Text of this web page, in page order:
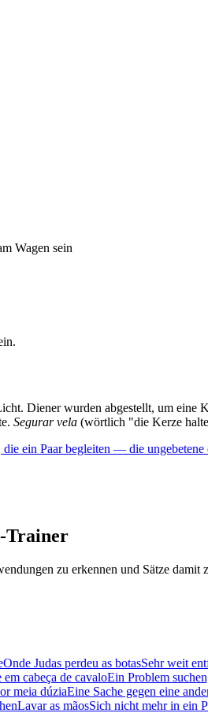
Wagen sein
Diener wurden abgestellt, um
Segurar vela (wörtlich "die Kerze
ein Paar begleiten — die
Trainer
zu erkennen und Sätze
Onde Judas perdeu as botasSehr weit
cabeça de cavaloEin Problem
meia dúziaEine Sache gegen eine
Lavar as mãosSich nicht mehr in ein